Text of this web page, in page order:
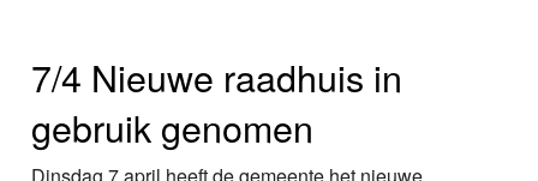
7/4 Nieuwe raadhuis in
gebruik genomen